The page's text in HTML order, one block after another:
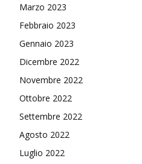
Marzo 2023
Febbraio 2023
Gennaio 2023
Dicembre 2022
Novembre 2022
Ottobre 2022
Settembre 2022
Agosto 2022
Luglio 2022